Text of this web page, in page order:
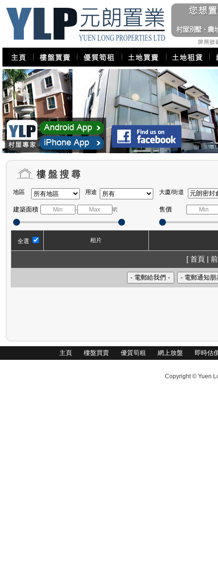
地區 用途 大廈/街道
建築面積 - 呎 售價
全選 相片
[ 首頁 |
主頁 樓盤買賣 優質筍租 網上放盤 即時估
Copyright © Yuen